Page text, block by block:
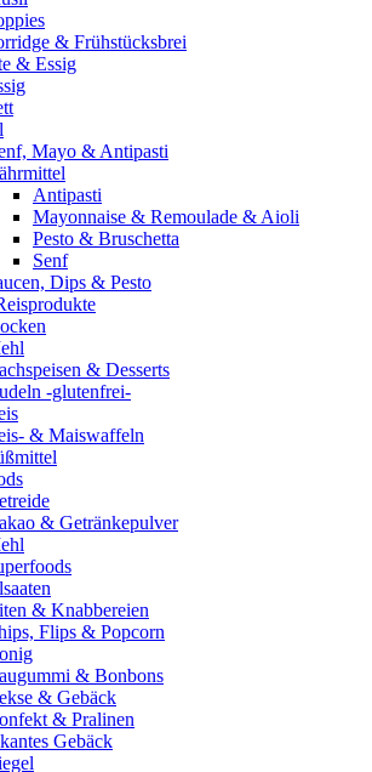
& Frühstücksbrei
& Essig
Mayo & Antipasti
Antipasti
Mayonnaise & Remoulade & Aioli
Pesto & Bruschetta
Senf
Dips & Pesto
& Desserts
-glutenfrei-
& Maiswaffeln
& Getränkepulver
& Knabbereien
Flips & Popcorn
& Bonbons
& Gebäck
& Pralinen
Gebäck